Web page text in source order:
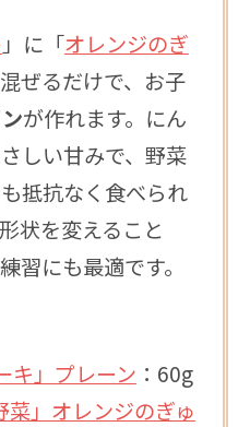
」に「オレンジのぎ
ぜるだけで、お子
が作れます。にん
しい甘みで、野菜
抵抗なく食べられ
状を変えること
習にも最適です。
キ」プレーン ：60g
菜」オレンジのぎゅ